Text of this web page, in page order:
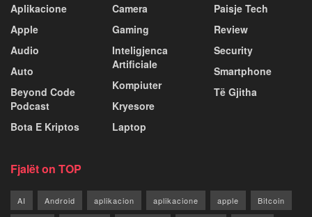
Aplikacione
Apple
Audio
Auto
Beyond Code
Podcast
Bota E Kriptos
Camera
Gaming
Inteligjenca
Artificiale
Kompiuter
Kryesore
Laptop
Paisje Tech
Review
Security
Smartphone
Të Gjitha
Fjalët on TOP
AI Android aplikacion aplikacione apple Bitcoin